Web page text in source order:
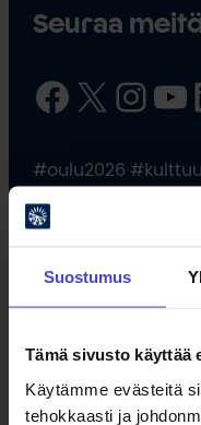
Suostumus
Tämä sivusto käyttää
Käytämme evästeitä
tehokkaasti ja
Seuraa
Facebook X InstagramYouTube
#oulu2026
Oulun
Oulu2026 Info